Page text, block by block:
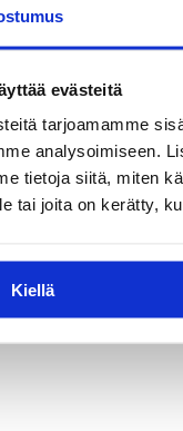
evästeitä
tarjoamamme
analysoimiseen.
tietoja siitä, miten
tai joita on kerätty,
Kiellä
Sarjat